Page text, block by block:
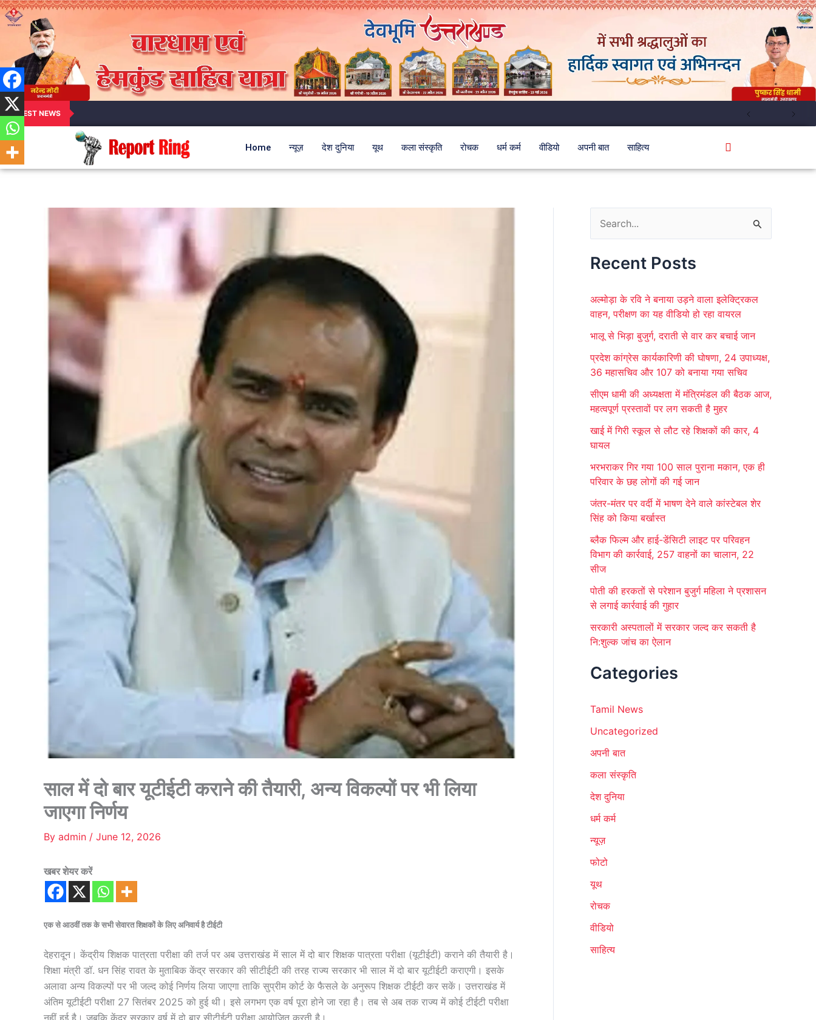
LATEST NEWS
Home न्यूज़ देश दुनिया यूथ कला संस्कृति रोचक धर्म कर्म वीडियो अपनी बात साहित्य
साल में दो बार यूटीईटी कराने की तैयारी, अन्य विकल्पों पर भी लिया
जाएगा निर्णय
By admin / June 12, 2026
खबर शेयर करें
एक से आठवीं तक के सभी सेवारत शिक्षकों के लिए अनिवार्य है टीईटी
देहरादून। केंद्रीय शिक्षक पात्रता परीक्षा की तर्ज पर अब उत्तराखंड में साल में दो बार शिक्षक पात्रता परीक्षा (यूटीईटी) कराने की तैयारी है।
शिक्षा मंत्री डॉ. धन सिंह रावत के मुताबिक केंद्र सरकार की सीटीईटी की तरह राज्य सरकार भी साल में दो बार यूटीईटी कराएगी। इसके
अलावा अन्य विकल्पों पर भी जल्द कोई निर्णय लिया जाएगा ताकि सुप्रीम कोर्ट के फैसले के अनुरूप शिक्षक टीईटी कर सकें। उत्तराखंड में
अंतिम यूटीईटी परीक्षा 27 सितंबर 2025 को हुई थी। इसे लगभग एक वर्ष पूरा होने जा रहा है। तब से अब तक राज्य में कोई टीईटी परीक्षा
नहीं हुई है। जबकि केंद्र सरकार वर्ष में दो बार सीटीईटी परीक्षा आयोजित करती है।
a
c
o
Recent Posts
अल्मोड़ा के रवि ने बनाया उड़ने वाला इलेक्ट्रिकल
वाहन, परीक्षण का यह वीडियो हो रहा वायरल
भालू से भिड़ा बुजुर्ग, दराती से वार कर बचाई जान
प्रदेश कांग्रेस कार्यकारिणी की घोषणा, 24 उपाध्यक्ष,
36 महासचिव और 107 को बनाया गया सचिव
सीएम धामी की अध्यक्षता में मंत्रिमंडल की बैठक आज,
महत्वपूर्ण प्रस्तावों पर लग सकती है मुहर
खाई में गिरी स्कूल से लौट रहे शिक्षकों की कार, 4
घायल
भरभराकर गिर गया 100 साल पुराना मकान, एक ही
परिवार के छह लोगों की गई जान
जंतर-मंतर पर वर्दी में भाषण देने वाले कांस्टेबल शेर
सिंह को किया बर्खास्त
ब्लैक फिल्म और हाई-डेंसिटी लाइट पर परिवहन
विभाग की कार्रवाई, 257 वाहनों का चालान, 22
सीज
पोती की हरकतों से परेशान बुजुर्ग महिला ने प्रशासन
से लगाई कार्रवाई की गुहार
सरकारी अस्पतालों में सरकार जल्द कर सकती है
नि:शुल्क जांच का ऐलान
Categories
Tamil News
Uncategorized
अपनी बात
कला संस्कृति
देश दुनिया
धर्म कर्म
न्यूज़
फोटो
यूथ
रोचक
वीडियो
साहित्य